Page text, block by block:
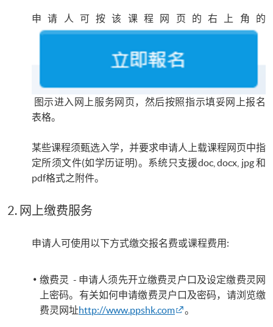
申请人可按该课程网页的右上角的
图示进入网上服务网页，然后按照指示填妥网上报名
表格。
某些课程须甄选入学，并要求申请人上载课程网页中指
定所须文件(如学历证明)。系统只支援doc, docx, jpg 和
pdf格式之附件。
2. 网上缴费服务
申请人可使用以下方式缴交报名费或课程费用:
缴费灵 - 申请人须先开立缴费灵户口及设定缴费灵网
上密码。有关如何申请缴费灵户口及密码，请浏览缴
费灵网址http://www.ppshk.com 。